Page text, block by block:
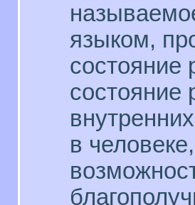
языком,
состояние
состояние
в